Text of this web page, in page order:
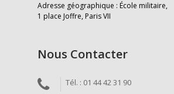
Adresse géographique : École militaire,
1 place Joffre, Paris VII
Nous Contacter
Tél. : 01 44 42 31 90